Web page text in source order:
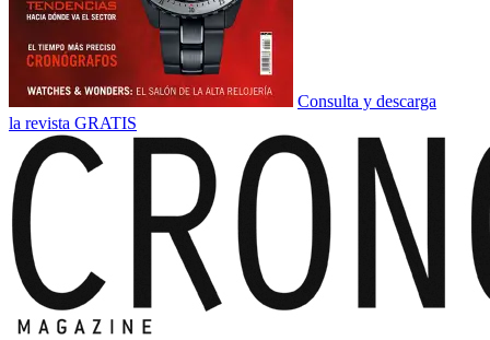
Consulta y descarga
la revista GRATIS